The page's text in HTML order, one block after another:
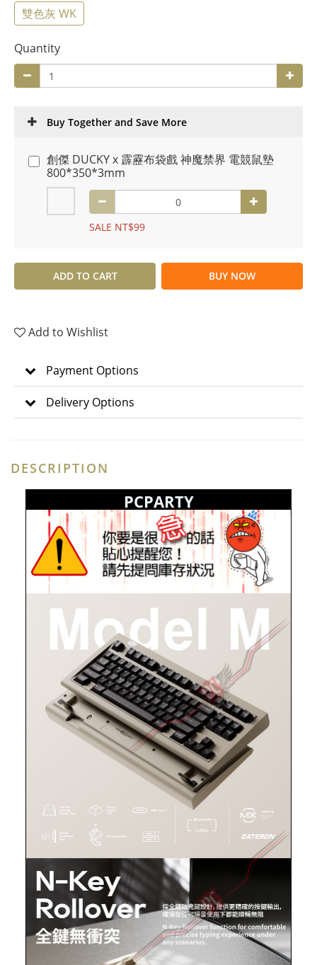
雙色灰 WK
Quantity
Buy Together and Save More
創傑 DUCKY x 霹靂布袋戲 神魔禁界 電競鼠墊
800*350*3mm
SALE NT$99
ADD TO CART BUY NOW
Add to Wishlist
Payment Options
Delivery Options
DESCRIPTION
PCPARTY